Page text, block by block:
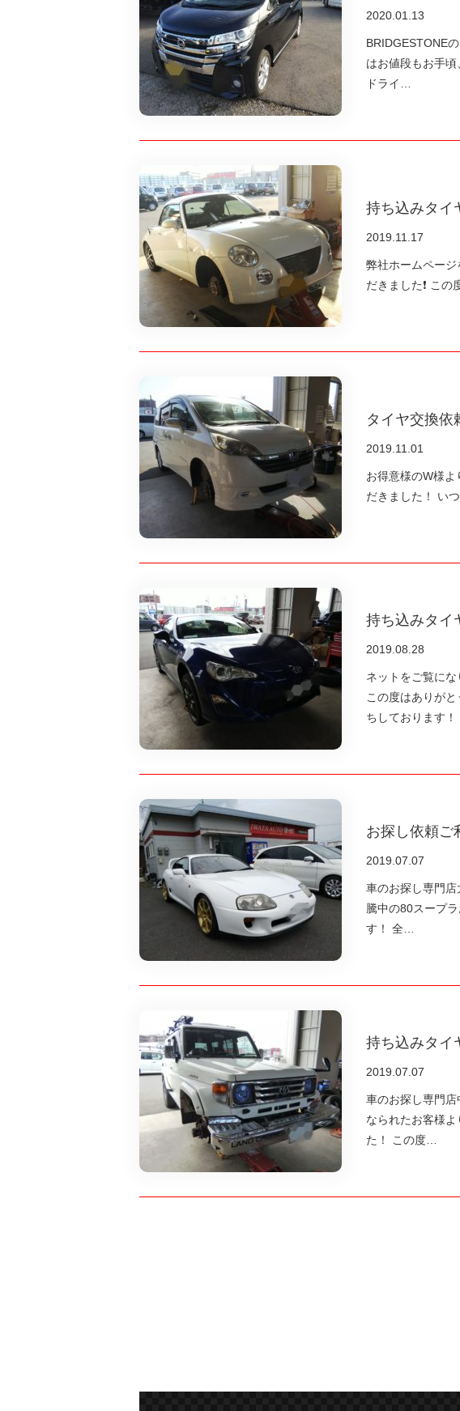
2020.01.13
BRIDGESTONE
はお値段もお手
ドライ…
持ち込みタイ
2019.11.17
弊社ホームペー
だきました❗️ こ
タイヤ交換依
2019.11.01
お得意様のW様
だきました！ い
持ち込みタイ
2019.08.28
ネットをご覧に
この度はありが
ちしております
お探し依頼ご
2019.07.07
車のお探し専門店
騰中の80スープ
す！ 全…
持ち込みタイ
2019.07.07
車のお探し専門店
なられたお客様
た！ この度…